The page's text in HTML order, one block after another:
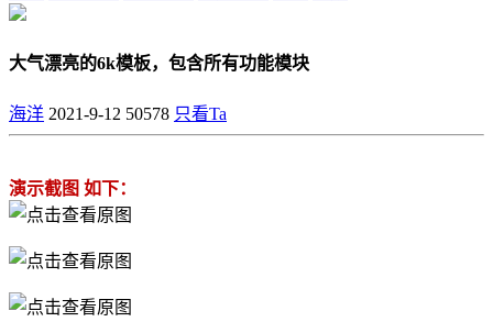
大气漂亮的6k模板，包含所有功能模块
海洋 2021-9-12 50578 只看Ta
演示截图 如下：